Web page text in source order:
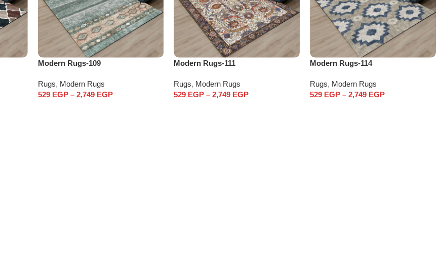
Modern Rugs-109
Rugs, Modern Rugs
529 EGP – 2,749 EGP
Modern Rugs-111
Rugs, Modern Rugs
529 EGP – 2,749 EGP
Modern Rugs-114
Rugs, Modern Rugs
529 EGP – 2,749 EGP